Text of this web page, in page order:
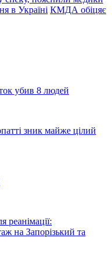
в Україні КМДА обіцяє
убив 8 людей
зник майже цілий
реанімації:
на Запорізький та